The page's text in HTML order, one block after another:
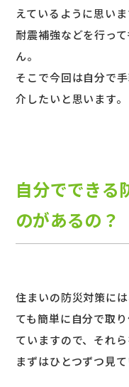
えているように思い
耐震補強などを行っ
ん。
そこで今回は自分で
介したいと思います。
自分でできる
のがあるの？
住まいの防災対策に
ても簡単に自分で取
ていますので、それら
まずはひとつずつ見て